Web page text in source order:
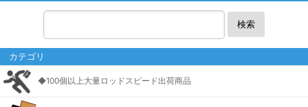
検索
カテゴリ
◆100個以上大量ロッドスピード出荷商品